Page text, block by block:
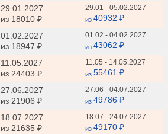
29.01.2027
из 18010 ₽
29.01 - 05.02.2027
из 40932 ₽
01.02.2027
из 18947 ₽
01.02 - 04.02.2027
из 43062 ₽
11.05.2027
из 24403 ₽
11.05 - 14.05.2027
из 55461 ₽
27.06.2027
из 21906 ₽
27.06 - 04.07.2027
из 49786 ₽
18.07.2027
из 21635 ₽
18.07 - 24.07.2027
из 49170 ₽